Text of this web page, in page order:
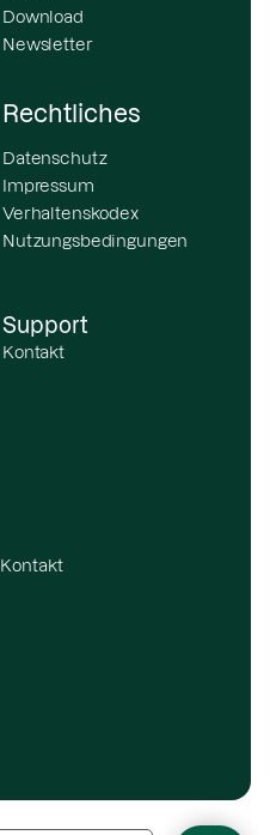
Download
Newsletter
Rechtliches
Datenschutz
Impressum
Verhaltenskodex
Nutzungsbedingungen
Support
Kontakt
Kontakt